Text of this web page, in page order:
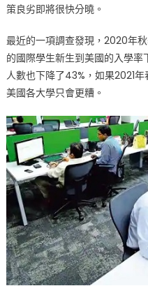
策良劣即將很快分曉。
最近的一項調查發現，2020年
的國際學生新生到美國的入學
人數也下降了43%，如果2021
美國各大學只會更糟。